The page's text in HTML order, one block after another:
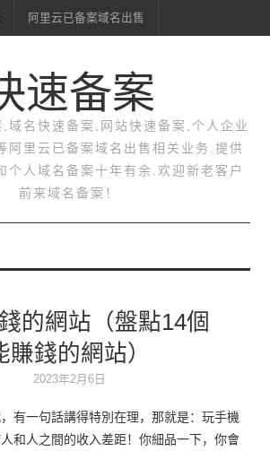
阿里云已备案域名出售
速备案
域名快速备案,网站快速备案,个人企业
阿里云已备案域名出售相关业务.提供
个人域名备案十年有余.欢迎新老客户
前来域名备案！
域名出售
的網站（盤點14個
賺錢的網站）
2023年2月6日
有一句話講得特別在理，那就是：玩手機
和人之間的收入差距！你細品一下，你會